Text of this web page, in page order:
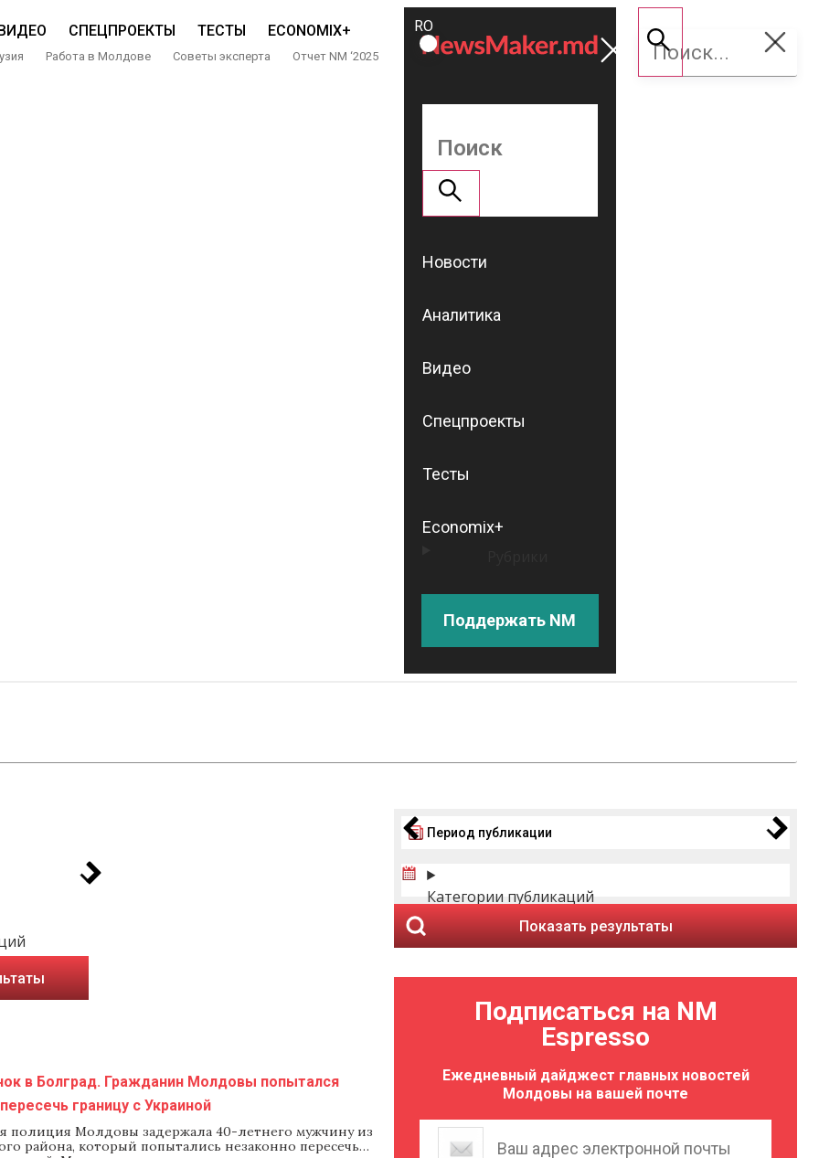
СПЕЦПРОЕКТЫ ТЕСТЫ ECONOMIX+
Работа в Молдове Советы эксперта Отчет NM ‘2025
ROMÂNĂ
RU
Поддержать
NM
Новости
Аналитика
Видео
Спецпроекты
Тесты
Economix+
Поддержать NM
в Болград. Гражданин Молдовы попытался
границу с Украиной
полиция Молдовы задержала 40-летнего мужчину из
района, который попытались незаконно пересечь
Период публикации
Категории публикаций
Показать результаты
Подписаться на NM
Espresso
Ежедневный дайджест главных новостей
Молдовы на вашей почте